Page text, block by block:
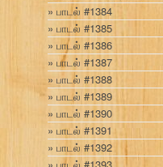
பாடல் #1384
பாடல் #1385
பாடல் #1386
பாடல் #1387
பாடல் #1388
பாடல் #1389
பாடல் #1390
பாடல் #1391
பாடல் #1392